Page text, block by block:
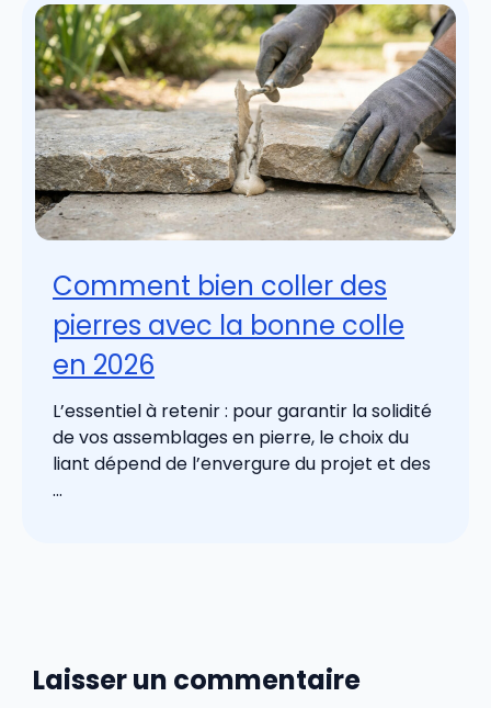
Comment bien coller des
pierres avec la bonne colle
en 2026
L’essentiel à retenir : pour garantir la solidité
de vos assemblages en pierre, le choix du
liant dépend de l’envergure du projet et des
...
Laisser un commentaire